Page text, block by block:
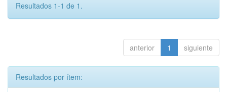
Resultados 1-1 de 1.
anterior 1 siguiente
Resultados por ítem: